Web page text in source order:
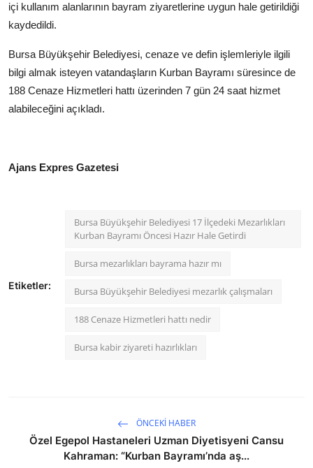
içi kullanım alanlarının bayram ziyaretlerine uygun hale getirildiği
kaydedildi.
Bursa Büyükşehir Belediyesi, cenaze ve defin işlemleriyle ilgili
bilgi almak isteyen vatandaşların Kurban Bayramı süresince de
188 Cenaze Hizmetleri hattı üzerinden 7 gün 24 saat hizmet
alabileceğini açıkladı.
Ajans Expres Gazetesi
Etiketler:
Bursa Büyükşehir Belediyesi 17 İlçedeki Mezarlıkları
Kurban Bayramı Öncesi Hazır Hale Getirdi
Bursa mezarlıkları bayrama hazır mı
Bursa Büyükşehir Belediyesi mezarlık çalışmaları
188 Cenaze Hizmetleri hattı nedir
Bursa kabir ziyareti hazırlıkları
ÖNCEKI HABER
Özel Egepol Hastaneleri Uzman Diyetisyeni Cansu
Kahraman: “Kurban Bayramı’nda aş...